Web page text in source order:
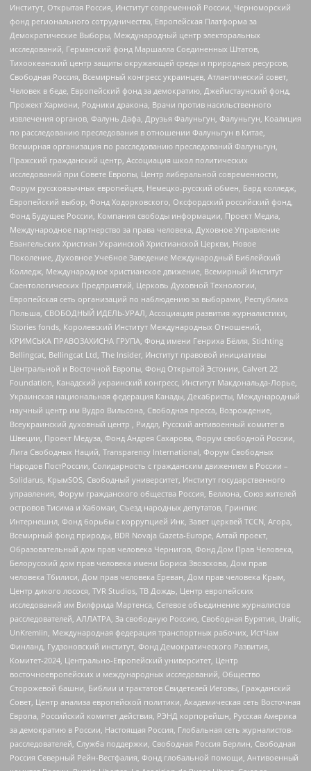
Институт, Открытая Россия, Институт современной России, Черноморский
фонд регионального сотрудничества, Европейская Платформа за
Демократические Выборы, Международный центр электоральных
исследований, Германский фонд Маршалла Соединенных Штатов,
Тихоокеанский центр защиты окружающей среды и природных ресурсов,
Свободная Россия, Всемирный конгресс украинцев, Атлантический совет,
Человек в беде, Европейский фонд за демократию, Джеймстаунский фонд,
Прожект Хармони, Родники дракона, Врачи против насильственного
извлечения органов, Фалунь Дафа, Друзья Фалуньгун, Фалуньгун, Коалиция
по расследованию преследования в отношении Фалуньгун в Китае,
Всемирная организация по расследованию преследований Фалуньгун,
Пражский гражданский центр, Ассоциация школ политических
исследований при Совете Европы, Центр либеральной современности,
Форум русскоязычных европейцев, Немецко-русский обмен, Бард колледж,
Европейский выбор, Фонд Ходорковского, Оксфордский российский фонд,
Фонд Будущее России, Компания свободы информации, Проект Медиа,
Международное партнерство за права человека, Духовное Управление
Евангельских Христиан Украинской Христианской Церкви, Новое
Поколение, Духовное Учебное Заведение Международный Библейский
Колледж, Международное христианское движение, Всемирный Институт
Саентологических Предприятий, Церковь Духовной Технологии,
Европейская сеть организаций по наблюдению за выборами, Республика
Польша, СВОБОДНЫЙ ИДЕЛЬ-УРАЛ, Ассоциация развития журналистики,
IStories fonds, Королевский Институт Международных Отношений,
КРИМСЬКА ПРАВОЗАХИСНА ГРУПА, Фонд имени Генриха Бёлля, Stichting
Bellingcat, Bellingcat Ltd, The Insider, Институт правовой инициативы
Центральной и Восточной Европы, Фонд Открытой Эстонии, Calvert 22
Foundation, Канадский украинский конгресс, Институт Макдональда-Лорье,
Украинская национальная федерация Канады, Декабристы, Международный
научный центр им Вудро Вильсона, Свободная пресса, Возрождение,
Всеукраинский духовный центр , Риддл, Русский антивоенный комитет в
Швеции, Проект Медуза, Фонд Андрея Сахарова, Форум свободной России,
Лига Свободных Наций, Transparеncy International, Форум Свободных
Народов ПостРоссии, Солидарность с гражданским движением в России –
Solidarus, КрымSOS, Свободный университет, Институт государственного
управления, Форум гражданского общества Россия, Беллона, Союз жителей
островов Тисима и Хабомаи, Съезд народных депутатов, Гринпис
Интернешнл, Фонд борьбы с коррупцией Инк, Завет церквей TCCN, Агора,
Всемирный фонд природы, BDR Novaja Gazeta-Europe, Алтай проект,
Образовательный дом прав человека Чернигов, Фонд Дом Прав Человека,
Белорусский дом прав человека имени Бориса Звозскова, Дом прав
человека Тбилиси, Дом прав человека Ереван, Дом прав человека Крым,
Центр дикого лосося, TVR Studios, ТВ Дождь, Центр европейских
исследований им Вилфрида Мартенса, Сетевое объединение журналистов
расследователей, АЛЛАТРА, За свободную Россию, Свободная Бурятия, Uralic,
UnKremlin, Международная федерация транспортных рабочих, ИстЧам
Финланд, Гудзоновский институт, Фонд Демократического Развития,
Комитет-2024, Центрально-Европейский университет, Центр
восточноевропейских и международных исследований, Общество
Сторожевой башни, Библии и трактатов Свидетелей Иеговы, Гражданский
Совет, Центр анализа европейской политики, Академическая сеть Восточная
Европа, Российский комитет действия, РЭНД корпорейшн, Русская Америка
за демократию в России, Настоящая Россия, Глобальная сеть журналистов-
расследователей, Служба поддержки, Свободная Россия Берлин, Свободная
Россия Северный Рейн-Вестфалия, Фонд глобальной помощи, Антивоенный